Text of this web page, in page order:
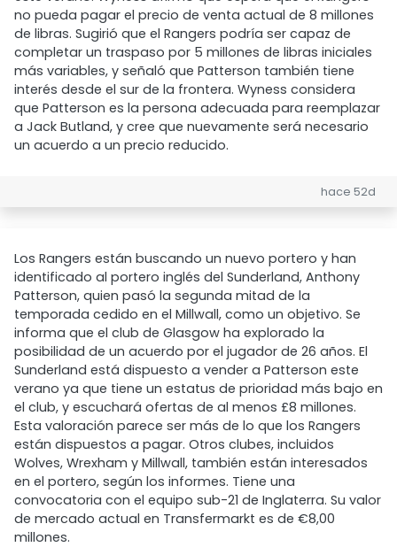
no pueda pagar el precio de venta actual de 8 millones
de libras. Sugirió que el Rangers podría ser capaz de
completar un traspaso por 5 millones de libras iniciales
más variables, y señaló que Patterson también tiene
interés desde el sur de la frontera. Wyness considera
que Patterson es la persona adecuada para reemplazar
a Jack Butland, y cree que nuevamente será necesario
un acuerdo a un precio reducido.
hace 52d
Los Rangers están buscando un nuevo portero y han
identificado al portero inglés del Sunderland, Anthony
Patterson, quien pasó la segunda mitad de la
temporada cedido en el Millwall, como un objetivo. Se
informa que el club de Glasgow ha explorado la
posibilidad de un acuerdo por el jugador de 26 años. El
Sunderland está dispuesto a vender a Patterson este
verano ya que tiene un estatus de prioridad más bajo en
el club, y escuchará ofertas de al menos £8 millones.
Esta valoración parece ser más de lo que los Rangers
están dispuestos a pagar. Otros clubes, incluidos
Wolves, Wrexham y Millwall, también están interesados
en el portero, según los informes. Tiene una
convocatoria con el equipo sub-21 de Inglaterra. Su valor
de mercado actual en Transfermarkt es de €8,00
millones.